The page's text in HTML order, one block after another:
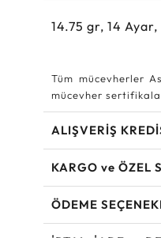
14.75gr,14Ayar,
Tüm mücevherler
mücevher
ALIŞVERİŞ
KARGO ve ÖZEL
ÖDEME